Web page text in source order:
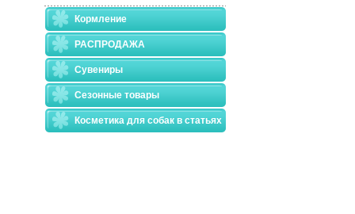
Кормление
РАСПРОДАЖА
Сувениры
Сезонные товары
Косметика для собак в статьях